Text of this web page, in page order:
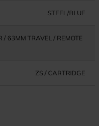
STEEL/BLUE
/ 63MM TRAVEL / REMOTE
ZS / CARTRIDGE